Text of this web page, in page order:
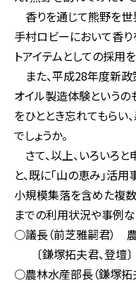
香りを通じて熊野を世
手村ロビーにおいて香り
トアイテムとしての採用
また、平成28年度新政
オイル製造体験という
をひととき忘れてもらい
でしょうか。
さて、以上、いろいろ
と、既に「山の恵み」活
小規模集落を含めた複
までの利用状況や事例
○議長（前芝雅嗣君）
〔鎌塚拓夫君、登壇〕
○農林水産部長（鎌塚拓